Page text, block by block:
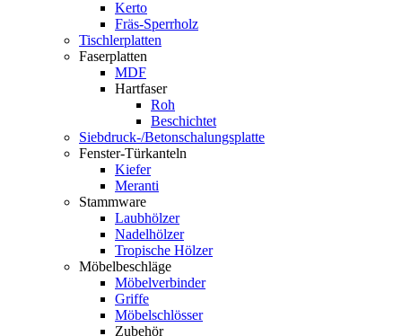
Kerto
Fräs-Sperrholz
Tischlerplatten
Faserplatten
MDF
Hartfaser
Roh
Beschichtet
Siebdruck-/Betonschalungsplatte
Fenster-Türkanteln
Kiefer
Meranti
Stammware
Laubhölzer
Nadelhölzer
Tropische Hölzer
Möbelbeschläge
Möbelverbinder
Griffe
Möbelschlösser
Zubehör